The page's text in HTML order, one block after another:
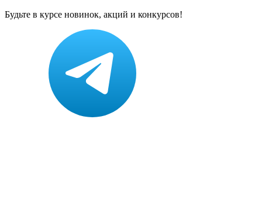
Будьте в курсе новинок, акций и конкурсов!